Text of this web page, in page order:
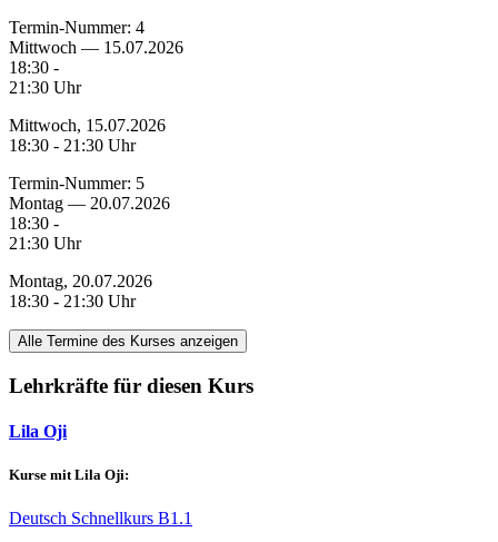
Termin-Nummer: 4
Mittwoch — 15.07.2026
18:30 -
21:30 Uhr
Mittwoch, 15.07.2026
18:30 - 21:30 Uhr
Termin-Nummer: 5
Montag — 20.07.2026
18:30 -
21:30 Uhr
Montag, 20.07.2026
18:30 - 21:30 Uhr
Alle Termine des Kurses anzeigen
Lehrkräfte für diesen Kurs
Lila Oji
Kurse mit Lila Oji:
Deutsch Schnellkurs B1.1